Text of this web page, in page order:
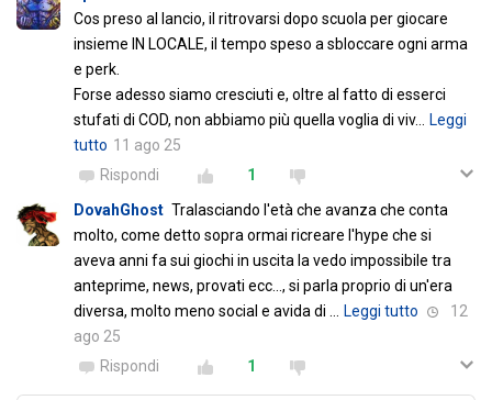
Cos preso al lancio, il ritrovarsi dopo scuola per giocare
insieme IN LOCALE, il tempo speso a sbloccare ogni arma
e perk.
Forse adesso siamo cresciuti e, oltre al fatto di esserci
stufati di COD, non abbiamo più quella voglia di viv… Leggi
tutto 11 ago 25
Rispondi
1
DovahGhost Tralasciando l'età che avanza che conta
molto, come detto sopra ormai ricreare l'hype che si
aveva anni fa sui giochi in uscita la vedo impossibile tra
anteprime, news, provati ecc..., si parla proprio di un'era
diversa, molto meno social e avida di … Leggi tutto
12
ago 25
Rispondi
1